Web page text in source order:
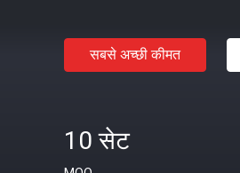
सबसे अच्छी कीमत
10 सेट